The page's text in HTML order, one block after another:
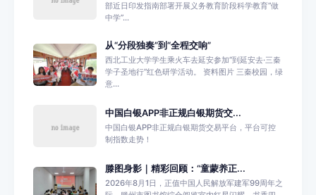
部近日印发指南部署开展义务教育阶段科学教育“做
中学”...
从“分段独奏”到“全程交响”
西北工业大学学生乘火车去延安参加“到延安去·三秦
学子圣地行”红色研学活动。 资料图片 三秦校园，绿
意...
中国白银APP非正规白银期货交...
中国白银APP非正规白银期货交易平台，平台可控
制指数走势！
滕图身影｜精彩回顾：“童蒙养正...
2026年8月1日，正值中国人民解放军建军99周年之